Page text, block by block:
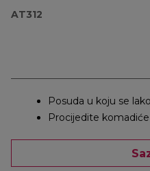
AT312
Posuda u koju se
Procijedite komadiće